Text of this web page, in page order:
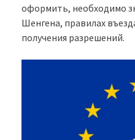
оформить, необходимо
Шенгена, правилах
получения разрешений.